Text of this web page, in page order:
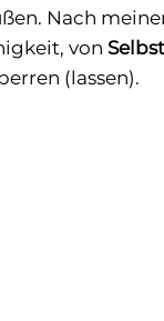
Nach
von
(lassen).